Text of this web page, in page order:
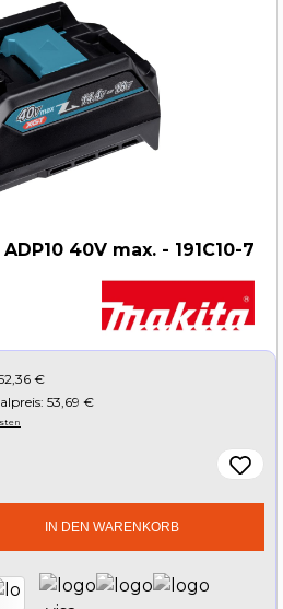
40V max. - 191C10-7
€
53,69 €
Gib den
IN DEN WARENKORB